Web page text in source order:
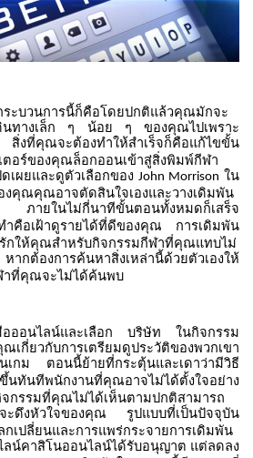
ระบวนการนี้ก็คือโดยปกติแล้วคุณมักจะ
ทางเล็ก
ๆ น้อย ๆ
ของคุณไปเพราะ
สิ่งที่คุณจะต้องทำให้สำเร็จก็คือแก้ไขขั้น
ตอร์ของคุณล็อกออนเข้าสู่สิ่งพิมพ์กีฬา
ผยและดูตัวเลือกของ John Morrison ใน
คุณคุณอาจตัดสินใจเองและวางเดิมพัน
ภายในไม่กี่นาทีขั้นตอนทั้งหมดก็เสร็จ
คือเฝ้าดูรายได้ที่ดีของคุณ
การเดิมพัน
กให้คุณสำหรับกิจกรรมกีฬาที่คุณแทบไม่
หากต้องการค้นหาสิ่งเหล่านี้ด้วยตัวเองให้
าที่คุณจะไม่ได้ค้นพบ
ออนไลน์และเลือก บริษัท
ในกิจกรรม
ณเกี่ยวกับการเตรียมดูประวัติของพวกเขา
เกม
ตอนนี้ย้ายที่กระตุ้นและเดาว่ามีวิธี
นทันทีพนักงานที่คุณอาจไม่ได้ตั้งใจอย่าง
กรรมที่คุณไม่ได้เห็นตามปกติสามารถ
ะดึงหัวใจของคุณ
รูปแบบที่เป็นปัจจุบัน
เปลี่ยนและการแพร่กระจายการเดิมพัน
ลน์คาสิโนออนไลน์ได้รับอนุญาต แต่ลดลง